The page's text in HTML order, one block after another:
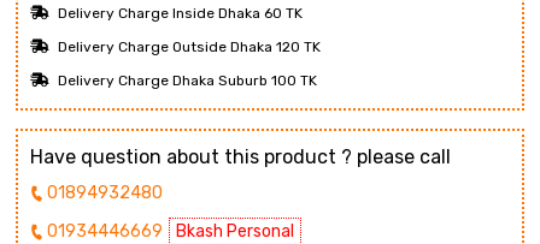
Delivery Charge Inside Dhaka 60 TK
Delivery Charge Outside Dhaka 120 TK
Delivery Charge Dhaka Suburb 100 TK
Have question about this product ? please call
01894932480
01934446669
Bkash Personal